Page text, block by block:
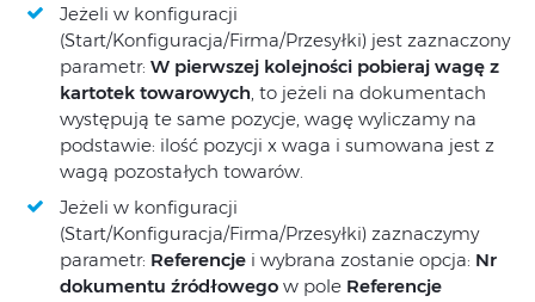
Jeżeli w konfiguracji
(Start/Konfiguracja/Firma/Przesyłki) jest zaznaczony
parametr: W pierwszej kolejności pobieraj wagę z
kartotek towarowych, to jeżeli na dokumentach
występują te same pozycje, wagę wyliczamy na
podstawie: ilość pozycji x waga i sumowana jest z
wagą pozostałych towarów.
Jeżeli w konfiguracji
(Start/Konfiguracja/Firma/Przesyłki) zaznaczymy
parametr: Referencje i wybrana zostanie opcja: Nr
dokumentu źródłowego w pole Referencje